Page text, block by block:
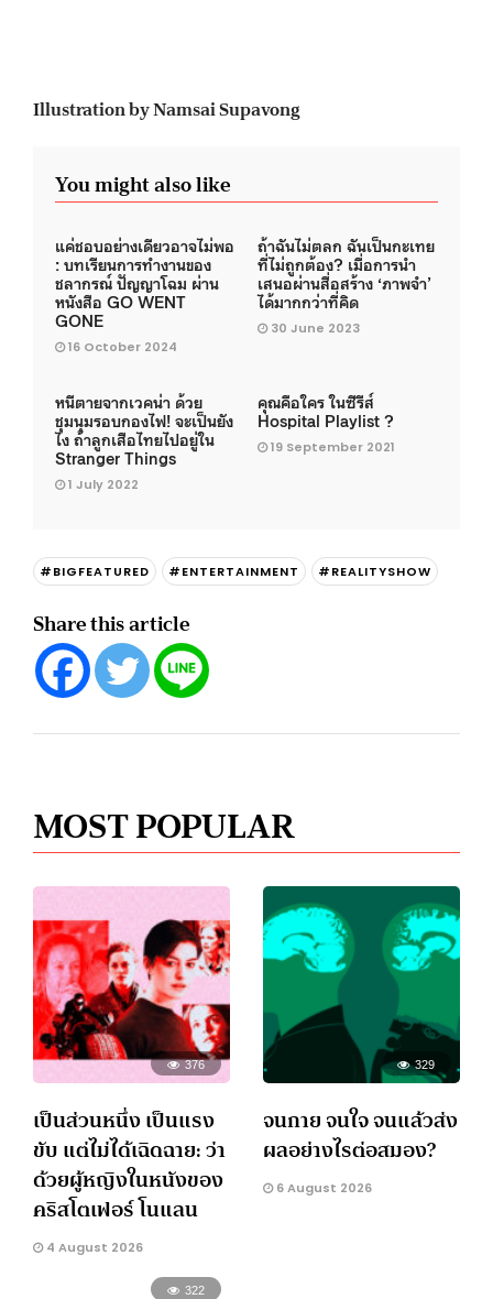
Illustration by Namsai Supavong
You might also like
แค่ชอบอย่างเดียวอาจไม่พอ
: บทเรียนการทำงานของ
ชลากรณ์ ปัญญาโฉม ผ่าน
หนังสือ GO WENT
GONE
16 October 2024
ถ้าฉันไม่ตลก ฉันเป็นกะเทย
ที่ไม่ถูกต้อง? เมื่อการนำ
เสนอผ่านสื่อสร้าง ‘ภาพจำ’
ได้มากกว่าที่คิด
30 June 2023
หนีตายจากเวคน่า ด้วย
ชุมนุมรอบกองไฟ! จะเป็นยัง
ไง ถ้าลูกเสือไทยไปอยู่ใน
Stranger Things
1 July 2022
คุณคือใคร ในซีรีส์
Hospital Playlist ?
19 September 2021
#BIGFEATURED #ENTERTAINMENT #REALITYSHOW
Share this article
MOST POPULAR
376
เป็นส่วนหนึ่ง เป็นแรง
ขับ แต่ไม่ได้เฉิดฉาย: ว่า
ด้วยผู้หญิงในหนังของ
คริสโตเฟอร์ โนแลน
4 August 2026
329
จนกาย จนใจ จนแล้วส่ง
ผลอย่างไรต่อสมอง?
6 August 2026
322